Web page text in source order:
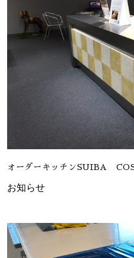
オーダーキッチンSUIBA
お知らせ